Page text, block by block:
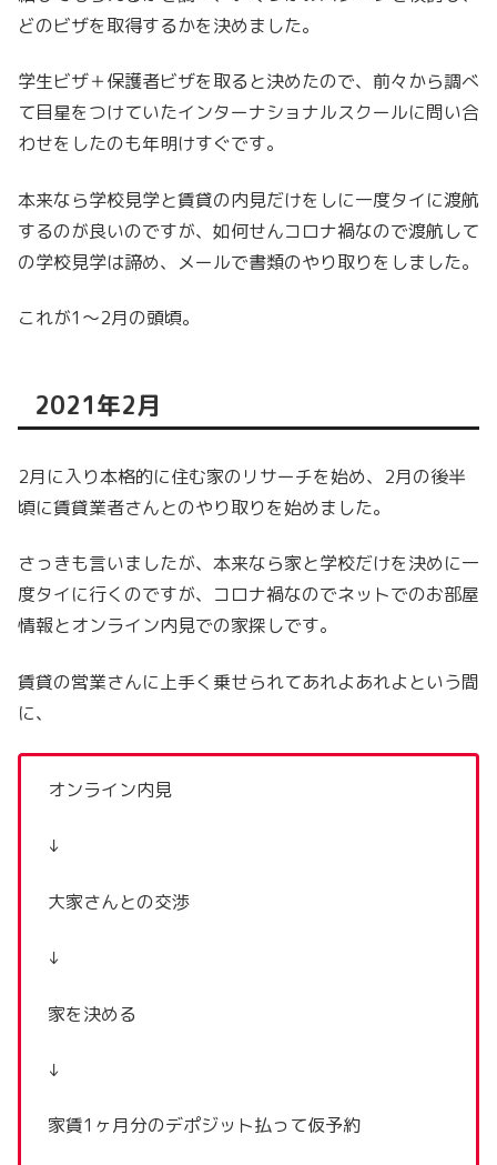
どのビザを取得するかを決めました。
学生ビザ＋保護者ビザを取ると決めたので、前々から調べ
て目星をつけていたインターナショナルスクールに問い合
わせをしたのも年明けすぐです。
本来なら学校見学と賃貸の内見だけをしに一度タイに渡航
するのが良いのですが、如何せんコロナ禍なので渡航して
の学校見学は諦め、メールで書類のやり取りをしました。
これが1〜2月の頭頃。
2021年2月
2月に入り本格的に住む家のリサーチを始め、2月の後半
頃に賃貸業者さんとのやり取りを始めました。
さっきも言いましたが、本来なら家と学校だけを決めに一
度タイに行くのですが、コロナ禍なのでネットでのお部屋
情報とオンライン内見での家探しです。
賃貸の営業さんに上手く乗せられてあれよあれよという間
に、
オンライン内見
↓
大家さんとの交渉
↓
家を決める
↓
家賃1ヶ月分のデポジット払って仮予約